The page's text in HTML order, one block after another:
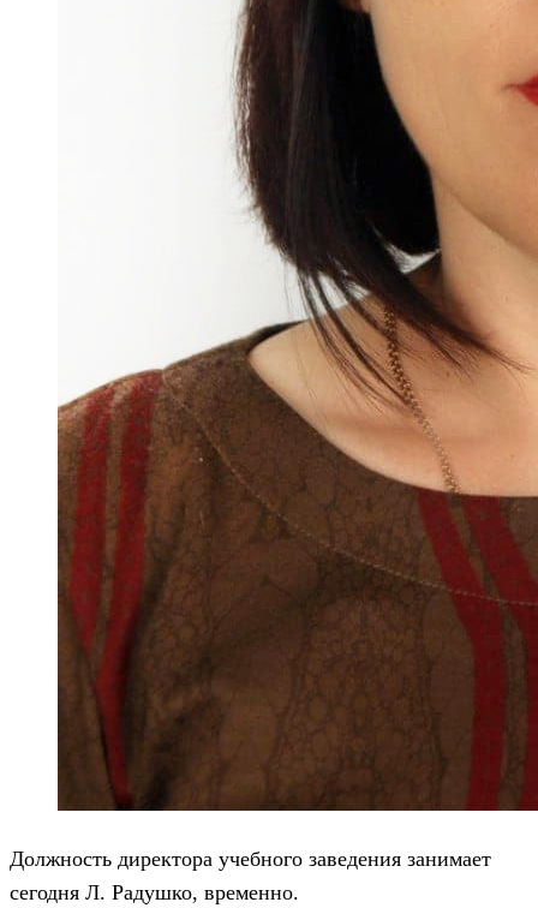
Должность директора учебного заведения занимает
сегодня Л. Радушко, временно.